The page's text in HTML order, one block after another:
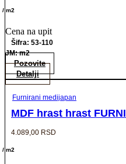
/ m2
Cena na upit
Šifra: 53-110
JM: m2
Pozovite
Detalji
Furnirani medijapan
MDF hrast hrast
4.089,00 RSD
/ m2